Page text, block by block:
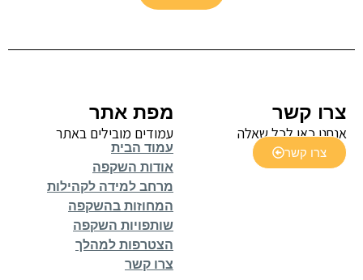
צרו קשר
אנחנו כאן לכל שאלה
צרו קשר
מפת אתר
עמודים מובילים באתר
עמוד הבית
אודות השקפה
מרחב למידה לקהילות
המחוזות בהשקפה
שותפויות השקפה
הצטרפות למהלך
צרו קשר